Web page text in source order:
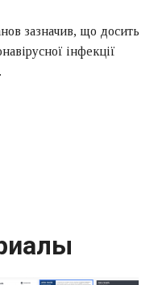
зазначив, що досить
інфекції